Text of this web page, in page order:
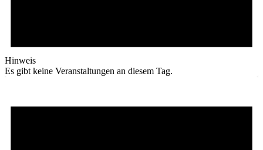
Hinweis
Es gibt keine Veranstaltungen an diesem Tag.